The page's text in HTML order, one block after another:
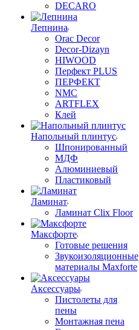
DECARO
Лепнина
Orac Decor
Decor-Dizayn
HIWOOD
Перфект PLUS
ПЕРФЕКТ
NMC
ARTFLEX
Клей
Напольный плинтус
Шпонированный
МДФ
Алюминиевый
Пластиковый
Ламинат
Ламинат Clix Floor
Максфорте
Готовые решения
Звукоизоляционные
материалы Maxforte
Аксессуары
Пистолеты для
пены
Монтажная пена